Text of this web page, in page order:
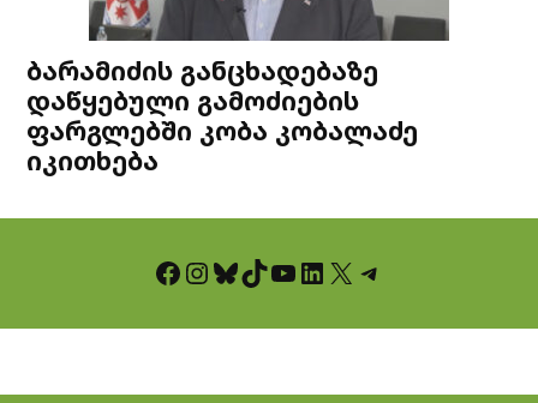
ბარამიძის განცხადებაზე
დაწყებული გამოძიების
ფარგლებში კობა კობალაძე
იკითხება
Facebook InstagramBluesky TikTok YouTube LinkedIn X Telegram